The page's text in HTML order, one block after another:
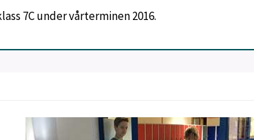
7C under vårterminen 2016.